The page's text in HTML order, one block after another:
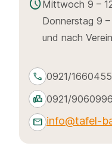
scheduleMittwoch 9 –
Donnerstag 9 –
und nach
call 0921/1660455
fax 0921/
mail info@tafel-